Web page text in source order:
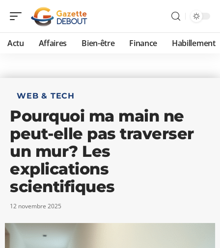
Actu Affaires Bien-être Finance Habillement
WEB & TECH
Pourquoi ma main ne
peut-elle pas traverser
un mur? Les
explications
scientifiques
12 novembre 2025